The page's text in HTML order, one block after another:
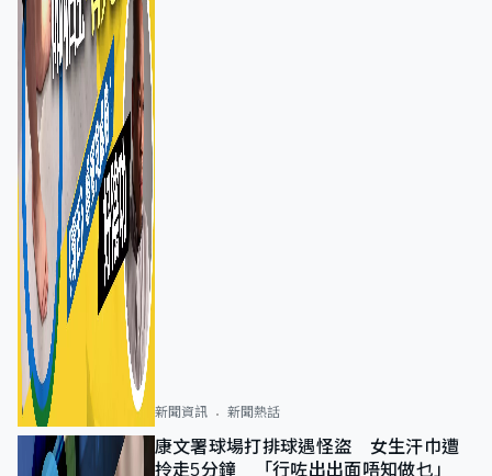
新聞資訊 新聞熱話
康文署球場打排球遇怪盜 女生汗巾遭
拎走5分鐘 「行咗出出面唔知做乜」